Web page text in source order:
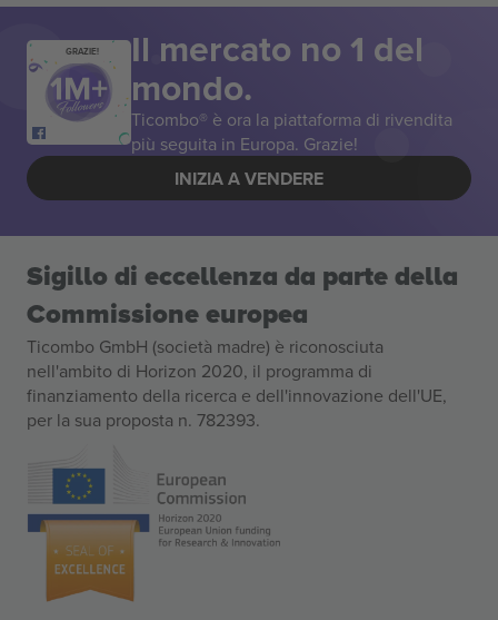
GRAZIE! Il mercato no 1 del
mondo.
Ticombo® è ora la piattaforma di rivendita
più seguita in Europa. Grazie!
INIZIA A VENDERE
Sigillo di eccellenza da parte della
Commissione europea
Ticombo GmbH (società madre) è riconosciuta
nell'ambito di Horizon 2020, il programma di
finanziamento della ricerca e dell'innovazione dell'UE,
per la sua proposta n. 782393.